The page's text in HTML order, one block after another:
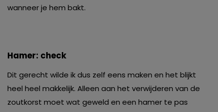
wanneer je hem bakt.
Hamer: check
Dit gerecht wilde ik dus zelf eens maken en het blijkt
heel heel makkelijk. Alleen aan het verwijderen van de
zoutkorst moet wat geweld en een hamer te pas